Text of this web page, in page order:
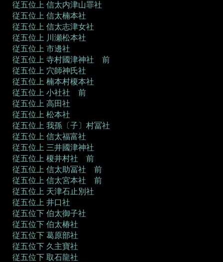
従五位上 信太内津山罪社
従五位上 信太楠本社
従五位上 信太志津女社
従五位上 川瀬松本社
従五位上 市邊社
従五位上 寺村國津神社 前
従五位上 穴師神氏社
従五位上 楠本村榎本社
従五位上 小社社 前
従五位上 高田社
従五位上 松本社
従五位上 我孫〔子〕村冨社
従五位上 信太福富社
従五位上 三井國津神社
従五位上 榎井村社 前
従五位上 信太助冨社 前
従五位上 信太宮本社 前
従五位上 天津石止別社
従五位上 井口社
従五位下 伯太御子社
従五位下 伯太椿社
従五位下 葛原部社
従五位下 久主寶社
従五位下 取石龍社